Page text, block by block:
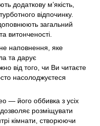
додаткову м’якість,
відпочинку.
загальний
витонченості.
наповнення, яке
та дарує
від того, чи Ви читаєте
насолоджуєтеся
— його оббивка з усіх
розміщувати
кімнати, створюючи